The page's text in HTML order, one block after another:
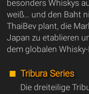
besonders Whiskys
weiß… und den Baht
ThaiBev plant, die
Japan zu etablieren
dem globalen
Tribura Series
Die dreiteilige